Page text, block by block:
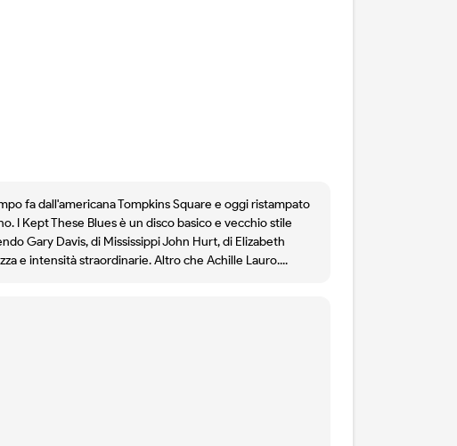
fa dall'americana Tompkins Square e oggi ristampato
I Kept These Blues è un disco basico e vecchio stile
Gary Davis, di Mississippi John Hurt, di Elizabeth
e intensità straordinarie. Altro che Achille Lauro....